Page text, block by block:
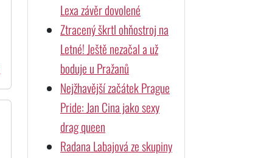
Lexa závěr dovolené
Ztracený škrtl ohňostroj na
Letné! Ještě nezačal a už
boduje u Pražanů
Nejžhavější začátek Prague
Pride: Jan Cina jako sexy
drag queen
Radana Labajová ze skupiny